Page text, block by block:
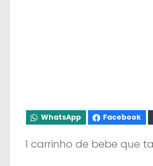
WhatsApp Facebook
1 carrinho de bebe que